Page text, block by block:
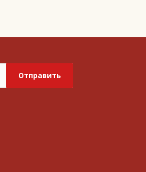
Отправить